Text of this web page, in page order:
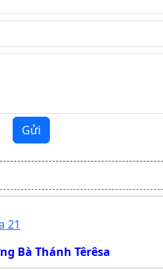
Gửi
Bà Thánh Têrêsa